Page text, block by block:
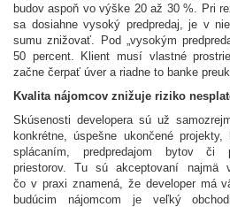
budov aspoň vo výške 20 až 30 %. Pri
sa dosiahne vysoký predpredaj, je v
sumu znižovať. Pod „vysokým
50 percent. Klient musí vlastné
začne čerpať úver a riadne to banke
Kvalita nájomcov znižuje riziko
Skúsenosti developera sú už
konkrétne, úspešne ukončené
splácaním, predpredajom bytov či
priestorov. Tu sú akceptovaní najmä
čo v praxi znamená, že developer má
budúcim nájomcom je veľký